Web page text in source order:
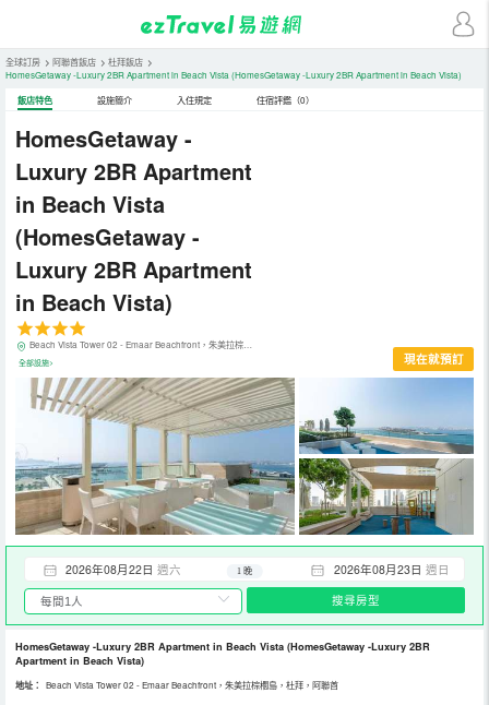
全球訂房 > 阿聯酋飯店 > 杜拜飯店 >
HomesGetaway -Luxury 2BR Apartment in Beach Vista (HomesGetaway -Luxury 2BR Apartment in Beach Vista)
飯店特色 設施簡介 入住規定 住宿評鑑（0）
HomesGetaway -
Luxury 2BR Apartment
in Beach Vista
(HomesGetaway -
Luxury 2BR Apartment
in Beach Vista)
Beach Vista Tower 02 - Emaar Beachfront，朱美拉棕櫚島，杜拜，阿聯酋
全部設施> 現在就預訂
2026年08月22日 週六 2026年08月23日 週日
1 晚
搜尋房型
HomesGetaway -Luxury 2BR Apartment in Beach Vista (HomesGetaway -Luxury 2BR
Apartment in Beach Vista)
地址： Beach Vista Tower 02 - Emaar Beachfront，朱美拉棕櫚島，杜拜，阿聯酋